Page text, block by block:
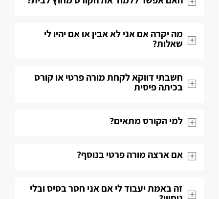
מה יקרה אם אני לא אבין או אם יהיו לי
שאלות​?
חשבתי דווקא לקחת מורה פרטי או קורס
בכיתה פיסית​
למי הקורס מתאים?
אם ארצה מורה פרטי בנוסף?
זה באמת יעבוד לי אם אני חסר בסיס ובלי